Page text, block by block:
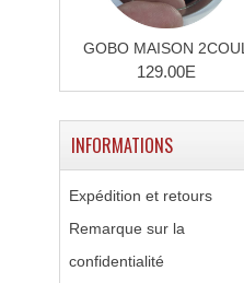
GOBO MAISON 2COUL
129.00E
INFORMATIONS
Expédition et retours
Remarque sur la
confidentialité